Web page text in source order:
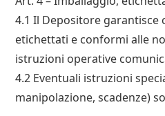
4.1 Il Depositorе garantisce
etichettati e conformi alle
istruzioni operative
4.2 Eventuali istruzioni
manipolazione, scadenze)